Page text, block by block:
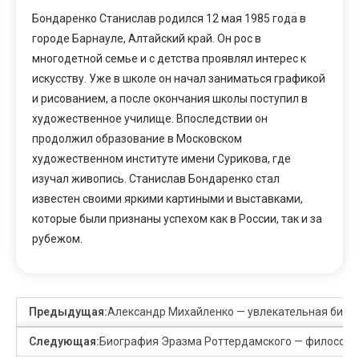
Бондаренко Станислав родился 12 мая 1985 года в
городе Барнауле, Алтайский край. Он рос в
многодетной семье и с детства проявлял интерес к
искусству. Уже в школе он начал заниматься графикой
и рисованием, а после окончания школы поступил в
художественное училище. Впоследствии он
продолжил образование в Московском
художественном институте имени Сурикова, где
изучал живопись. Станислав Бондаренко стал
известен своими яркими картиными и выставками,
которые были признаны успехом как в России, так и за
рубежом.
Предыдущая:Александр Михайленко — увлекательная
Следующая:Биография Эразма Роттердамского — философ,